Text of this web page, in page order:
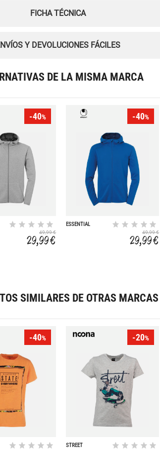
FICHA TÉCNICA
Y DEVOLUCIONES FÁCILES
DE LA MISMA MARCA
-40%
49,99 €
29,99 €
-40%
ESSENTIAL
49,99 €
29,99 €
SIMILARES DE OTRAS MARCAS
-40% -20%
STREET